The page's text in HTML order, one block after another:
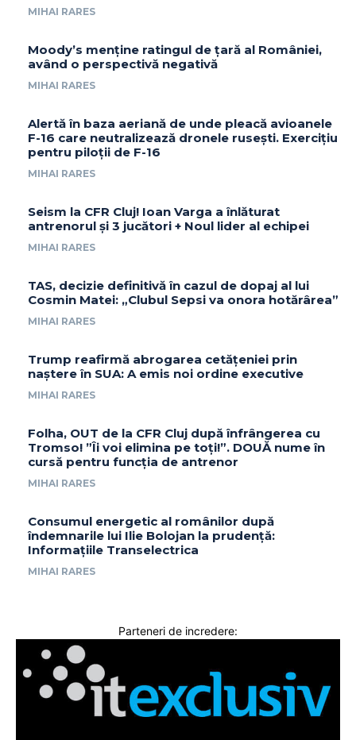
MIHAI RARES
Moody’s menține ratingul de țară al României,
având o perspectivă negativă
MIHAI RARES
Alertă în baza aeriană de unde pleacă avioanele
F-16 care neutralizează dronele rusești. Exercițiu
pentru piloții de F-16
MIHAI RARES
Seism la CFR Cluj! Ioan Varga a înlăturat
antrenorul și 3 jucători + Noul lider al echipei
MIHAI RARES
TAS, decizie definitivă în cazul de dopaj al lui
Cosmin Matei: „Clubul Sepsi va onora hotărârea”
MIHAI RARES
Trump reafirmă abrogarea cetățeniei prin
naștere în SUA: A emis noi ordine executive
MIHAI RARES
Folha, OUT de la CFR Cluj după înfrângerea cu
Tromso! ”Îi voi elimina pe toți!”. DOUĂ nume în
cursă pentru funcția de antrenor
MIHAI RARES
Consumul energetic al românilor după
îndemnarile lui Ilie Bolojan la prudență:
Informațiile Transelectrica
MIHAI RARES
Parteneri de incredere: